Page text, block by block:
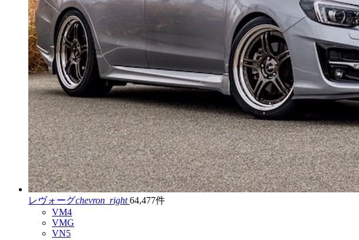
レヴォーグchevron_right 64,477件
VM4
VMG
VN5